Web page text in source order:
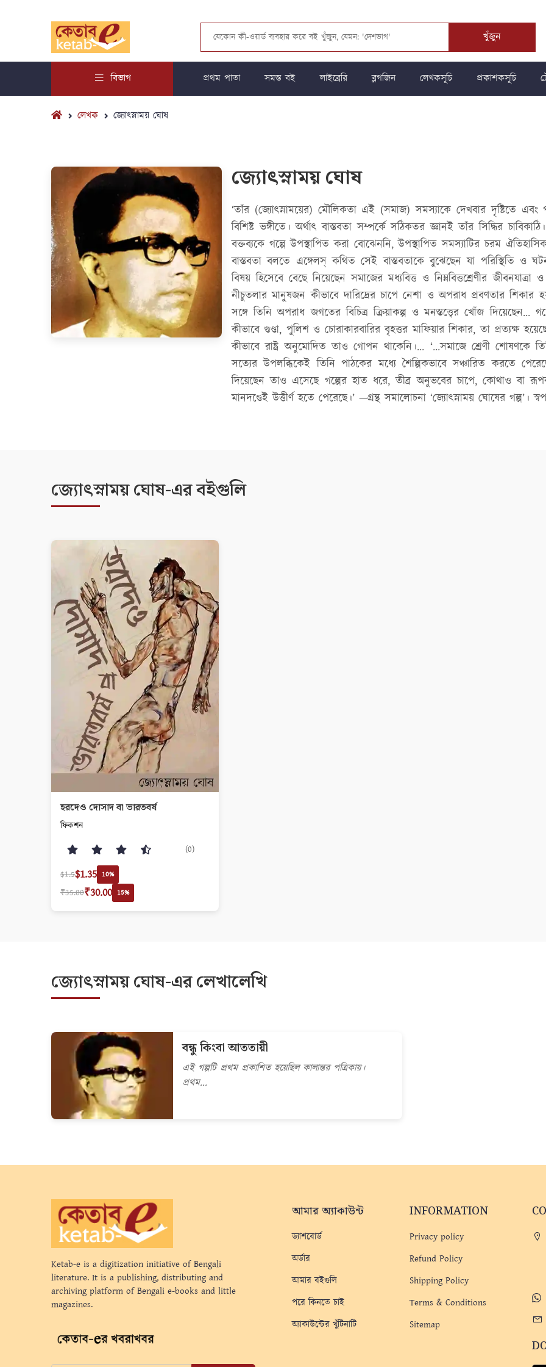
খুঁজুন
বিভাগ প্রথম পাতা সমস্ত বই লাইব্রেরি ব্লগজিন লেখকসূচি প্রকাশকসূচি
লেখক জ্যোৎস্নাময় ঘোষ
জ্যোৎস্নাময় ঘোষ
‘তাঁর (জ্যোৎস্নাময়ের) মৌলিকতা এই (সমাজ) সমস্যাকে দেখবার দৃষ্টিতে এবং
বিশিষ্ট ভঙ্গীতে। অর্থাৎ বাস্তবতা সম্পর্কে সঠিকতর জ্ঞানই তাঁর সিদ্ধির
বক্তব্যকে গল্পে উপস্থাপিত করা বোঝেননি, উপস্থাপিত সমস্যাটির চরম
বাস্তবতা বলতে এঙ্গেলস্ কথিত সেই বাস্তবতাকে বুঝেছেন যা পরিস্থিতি ও
বিষয় হিসেবে বেছে নিয়েছেন সমাজের মধ্যবিত্ত ও নিম্নবিত্তশ্রেণীর
নীচুতলার মানুষজন কীভাবে দারিদ্রের চাপে নেশা ও অপরাধ প্রবণতার
সঙ্গে তিনি অপরাধ জগতের বিচিত্র ক্রিয়াকল্প ও মনস্তত্ত্বের খোঁজ দিয়েছেন...
কীভাবে গুণ্ডা, পুলিশ ও চোরাকারবারির বৃহত্তর মাফিয়ার শিকার, তা প্রত্যক্ষ
কীভাবে রাষ্ট্র অনুমোদিত তাও গোপন থাকেনি।... ‘...সমাজে শ্রেণী শোষণকে
সত্যের উপলব্ধিকেই তিনি পাঠকের মধ্যে শৈল্পিকভাবে সঞ্চারিত করতে
দিয়েছেন তাও এসেছে গল্পের হাত ধরে, তীব্র অনুভবের চাপে, কোথাও বা
মানদণ্ডেই উত্তীর্ণ হতে পেরেছে।’ —গ্রন্থ সমালোচনা ‘জ্যোৎস্নাময় ঘোষের গল্প’।
জ্যোৎস্নাময় ঘোষ-এর বইগুলি
হরদেও দোসাদ বা ভারতবর্ষ
ফিকশন
(0)
$1.5$1.35 10%
₹35.00₹30.00 15%
জ্যোৎস্নাময় ঘোষ-এর লেখালেখি
বন্ধু কিংবা আততায়ী
এই গল্পটি প্রথম প্রকাশিত হয়েছিল কালান্তর পত্রিকায়।
প্রথম...
Ketab-e is a digitization initiative of Bengali
literature. It is a publishing, distributing and
archiving platform of Bengali e-books and little
magazines.
আমার অ্যাকাউন্ট
ড্যাশবোর্ড
অর্ডার
আমার বইগুলি
পরে কিনতে চাই
অ্যাকাউন্টের খুঁটিনাটি
INFORMATION
Privacy policy
Refund Policy
Shipping Policy
Terms & Conditions
Sitemap